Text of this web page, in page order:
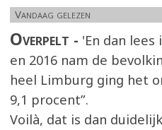
Vandaag gelezen
Overpelt
'En dan
en 2016 nam de
heel Limburg ging het
9,1 procent”.
Voilà, dat is dan